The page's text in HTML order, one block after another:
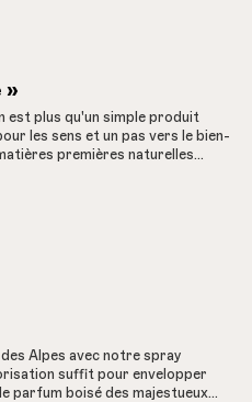
»
est plus qu'un simple produit
les sens et un pas vers le bien-
premières naturelles
de détente, mais aussi un
d'huiles/mazères de haute
et d'une conviction
main à partir de matières
le respect de la nature et du
médicinales proviennent
jardin biologique dans la
Alpes avec notre spray
suffit pour envelopper
parfum boisé des majestueux